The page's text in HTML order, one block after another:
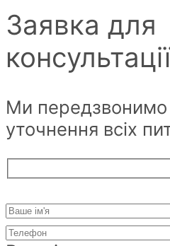
Заявка для
консультації
Ми
уточнення всіх